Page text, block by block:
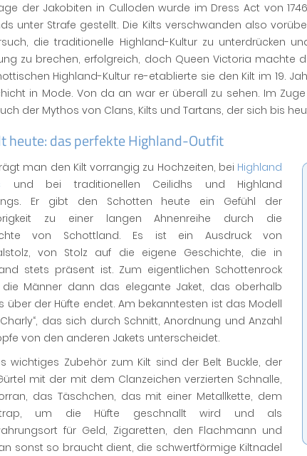
der Jakobiten in Culloden wurde im Dress Act von
unter Strafe gestellt. Die Kilts verschwanden also
die traditionelle Highland-Kultur zu unterdrücken
zu brechen, erfolgreich, doch Queen Victoria machte
Highland-Kultur re-etablierte sie den Kilt im 19.
in Mode. Von da an war er überall zu sehen. Im
der Mythos von Clans, Kilts und Tartans, der sich bis
heute: das perfekte Highland-Outfit
man den Kilt vorrangig zu Hochzeiten, bei Highland
und bei traditionellen Ceilidhs und Highland
Er gibt den Schotten heute ein Gefühl der
zu einer langen Ahnenreihe durch die
von Schottland. Es ist ein Ausdruck von
von Stolz auf die eigene Geschichte, die in
stets präsent ist. Zum eigentlichen Schottenrock
Männer dann das elegante Jaket, das oberhalb
über der Hüfte endet. Am bekanntesten ist das Modell
Charly“, das sich durch Schnitt, Anordnung und Anzahl
von den anderen Jakets unterscheidet.
wichtiges Zubehör zum Kilt sind der Belt Buckle, der
mit der mit dem Clanzeichen verzierten Schnalle,
das Täschchen, das mit einer Metallkette, dem
um die Hüfte geschnallt wird und als
für Geld, Zigaretten, den Flachmann und
sonst so braucht dient, die schwertförmige Kiltnadel